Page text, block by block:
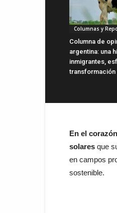
Columnas y
Columna de
argentina: una
inmigrantes,
transformación
En el
solares que
en campos
sostenible.